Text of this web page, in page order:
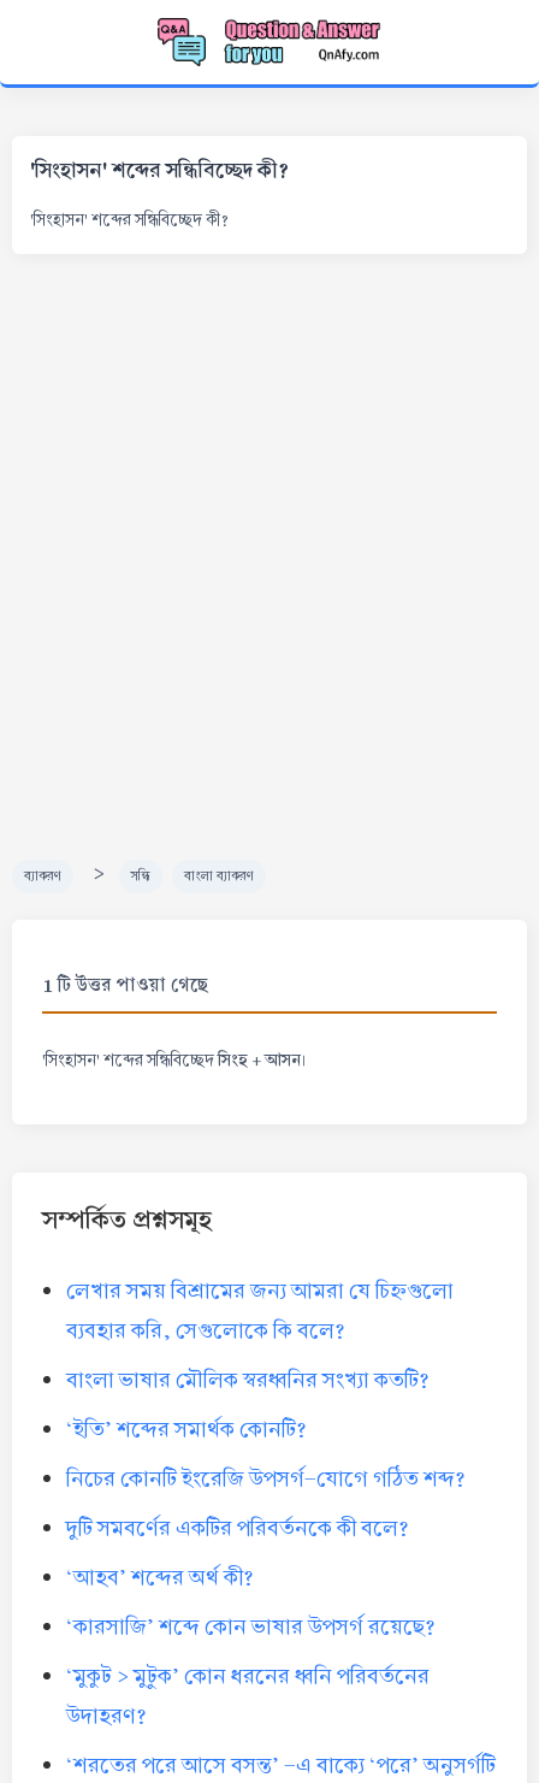
'সিংহাসন' শব্দের সন্ধিবিচ্ছেদ কী?
'সিংহাসন' শব্দের সন্ধিবিচ্ছেদ কী?
ব্যাকরণ > সন্ধি বাংলা ব্যাকরণ
1 টি উত্তর পাওয়া গেছে
'সিংহাসন' শব্দের সন্ধিবিচ্ছেদসিংহ + আসন।
সম্পর্কিত প্রশ্নসমূহ
লেখার সময় বিশ্রামের জন্য আমরা যে চিহ্নগুলো
ব্যবহার করি, সেগুলোকে কি বলে?
বাংলা ভাষার মৌলিক স্বরধ্বনির সংখ্যা কতটি?
‘ইতি’ শব্দের সমার্থক কোনটি?
নিচের কোনটি ইংরেজি উপসর্গ-যোগে গঠিত শব্দ?
দুটি সমবর্ণের একটির পরিবর্তনকে কী বলে?
‘আহব’ শব্দের অর্থ কী?
‘কারসাজি’ শব্দে কোন ভাষার উপসর্গ রয়েছে?
‘মুকুট > মুটুক’ কোন ধরনের ধ্বনি পরিবর্তনের
উদাহরণ?
‘শরতের পরে আসে বসন্ত’ -এ বাক্যে ‘পরে’ অনুসর্গটি